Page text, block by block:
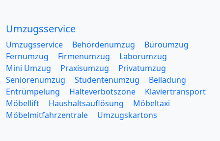
Umzugsservice
Umzugsservice Behördenumzug
Büroumzug
Fernumzug
Firmenumzug
Laborumzug
Mini Umzug
Praxisumzug
Privatumzug
Seniorenumzug
Studentenumzug
Beiladung
Entrümpelung
Halteverbotszone
Klaviertransport
Möbellift
Haushaltsauflösung
Möbeltaxi
Möbelmitfahrzentrale
Umzugskartons